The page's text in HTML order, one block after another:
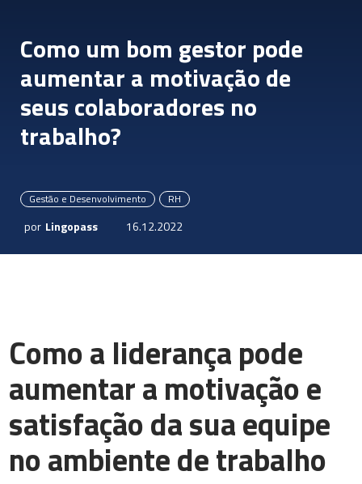
Como um bom gestor pode
aumentar a motivação de
seus colaboradores no
trabalho?
Gestão e Desenvolvimento RH
por Lingopass 16.12.2022
Como a liderança pode
aumentar a motivação e
satisfação da sua equipe
no ambiente de trabalho